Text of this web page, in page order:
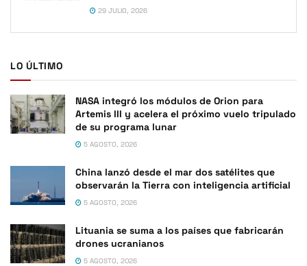
29 JULIO, 2026
LO ÚLTIMO
NASA integró los módulos de Orion para
Artemis III y acelera el próximo vuelo tripulado
de su programa lunar
5 AGOSTO, 2026
China lanzó desde el mar dos satélites que
observarán la Tierra con inteligencia artificial
5 AGOSTO, 2026
Lituania se suma a los países que fabricarán
drones ucranianos
5 AGOSTO, 2026